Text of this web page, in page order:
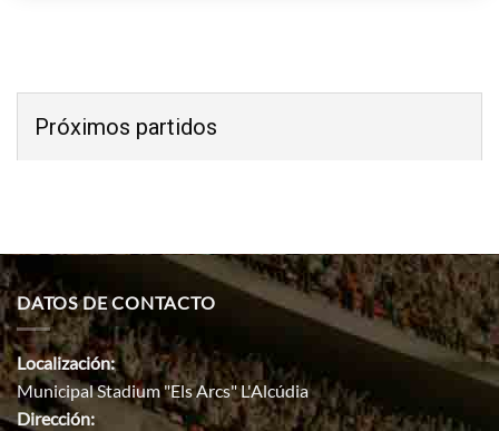
Próximos partidos
DATOS DE CONTACTO
Localización:
Municipal Stadium "Els Arcs" L'Alcúdia
Dirección: